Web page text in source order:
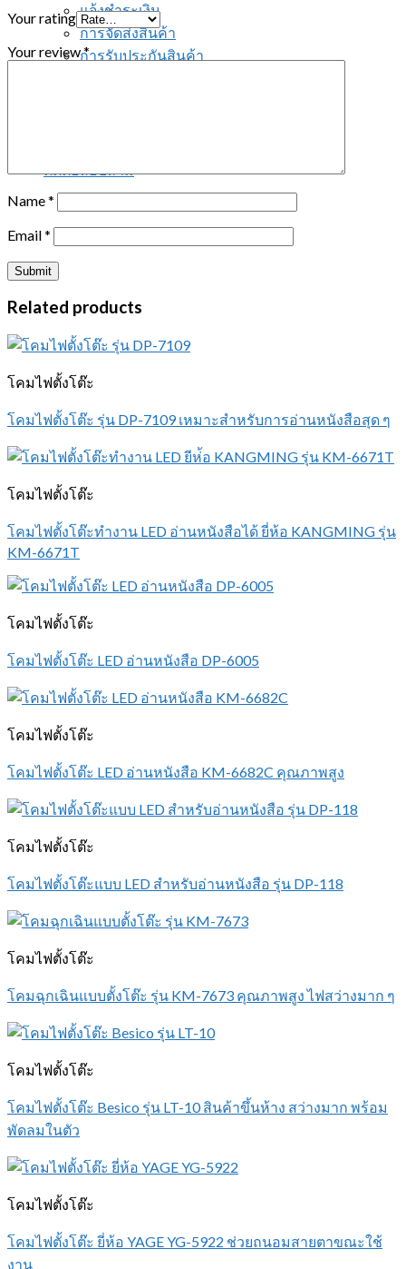
แจ้งชำระเงิน
การจัดส่งสินค้า
การรับประกันสินค้า
ติดต่อสอบถาม
Your rating
Your review*
Name*
Email*
Related products
โคมไฟตั้งโต๊ะ
โคมไฟตั้งโต๊ะ รุ่น DP-7109 เหมาะสำหรับการอ่านหนังสือสุด ๆ
โคมไฟตั้งโต๊ะ
โคมไฟตั้งโต๊ะทำงาน LED อ่านหนังสือได้ ยี่ห้อ KANGMING รุ่น
KM-6671T
โคมไฟตั้งโต๊ะ
โคมไฟตั้งโต๊ะ LED อ่านหนังสือ DP-6005
โคมไฟตั้งโต๊ะ
โคมไฟตั้งโต๊ะ LED อ่านหนังสือ KM-6682C คุณภาพสูง
โคมไฟตั้งโต๊ะ
โคมไฟตั้งโต๊ะแบบ LED สำหรับอ่านหนังสือ รุ่น DP-118
โคมไฟตั้งโต๊ะ
โคมฉุกเฉินแบบตั้งโต๊ะ รุ่น KM-7673 คุณภาพสูง ไฟสว่างมาก ๆ
โคมไฟตั้งโต๊ะ
โคมไฟตั้งโต๊ะ Besico รุ่น LT-10 สินค้าขึ้นห้าง สว่างมาก พร้อม
พัดลมในตัว
โคมไฟตั้งโต๊ะ
โคมไฟตั้งโต๊ะ ยี่ห้อ YAGE YG-5922 ช่วยถนอมสายตาขณะใช้
งาน